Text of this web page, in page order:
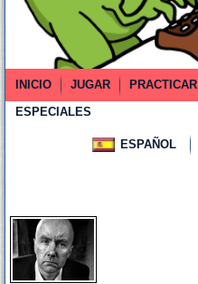
INICIO JUGAR PRACTICAR
ESPECIALES
ESPAÑOL